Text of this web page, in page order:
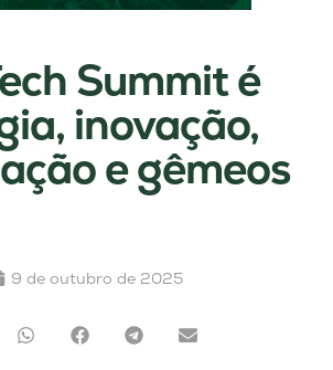
Summit é
inovação,
e gêmeos
9 de outubro de 2025